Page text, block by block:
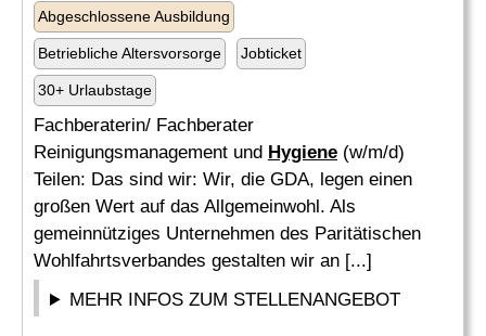
Abgeschlossene Ausbildung
Betriebliche Altersvorsorge Jobticket
30+ Urlaubstage
Fachberaterin/ Fachberater
Reinigungsmanagement und Hygiene (w/m/d)
Teilen: Das sind wir: Wir, die GDA, legen einen
großen Wert auf das Allgemeinwohl. Als
gemeinnütziges Unternehmen des Paritätischen
Wohlfahrtsverbandes gestalten wir an [...]
MEHR INFOS ZUM STELLENANGEBOT